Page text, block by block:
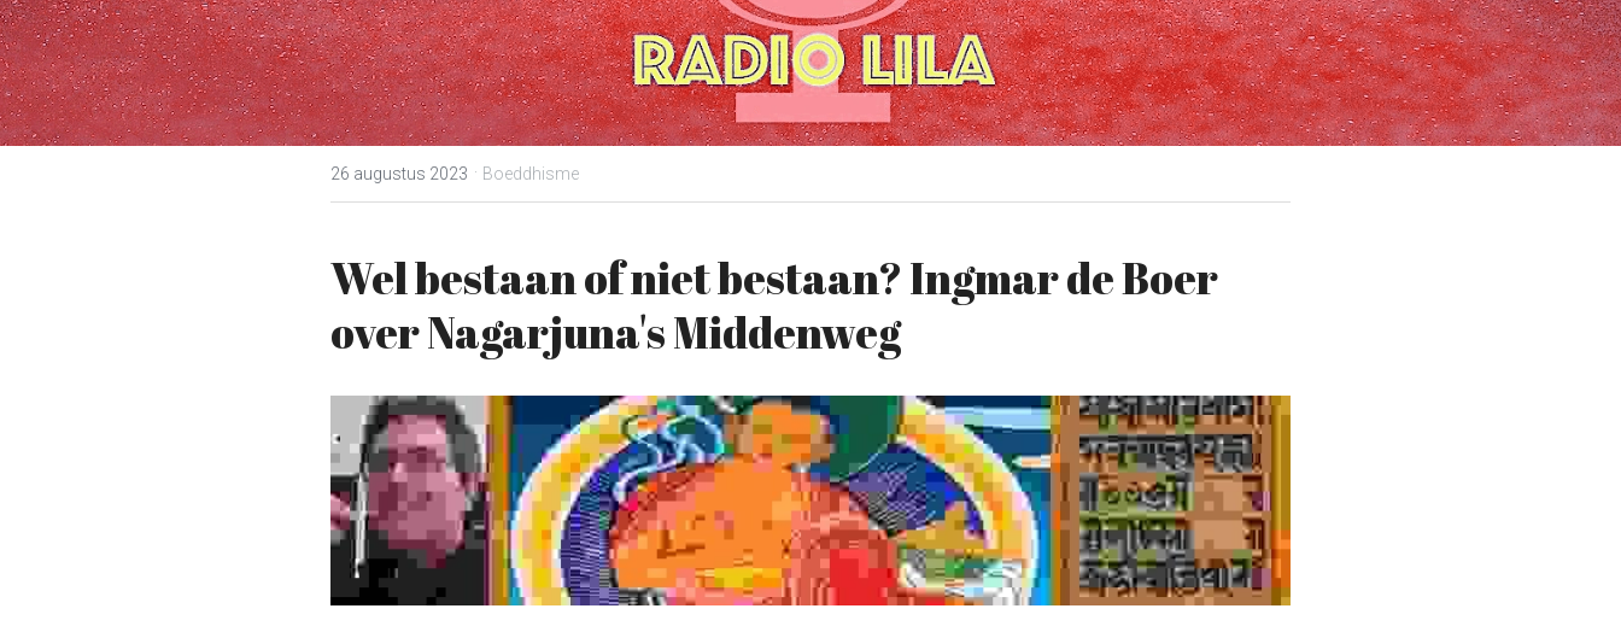
26 augustus 2023 · Boeddhisme
Wel bestaan of niet bestaan? Ingmar de Boer
over Nagarjuna's Middenweg